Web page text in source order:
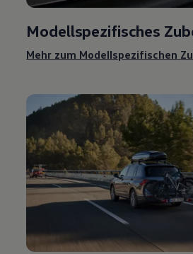
Modellspezifisches
Mehr zum Modellspezifischen